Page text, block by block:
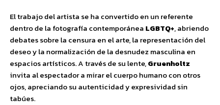
El trabajo del artista se ha convertido en un referente
dentro de la fotografía contemporánea LGBTQ+, abriendo
debates sobre la censura en el arte, la representación del
deseo y la normalización de la desnudez masculina en
espacios artísticos. A través de su lente,Gruenholtz
invita al espectador a mirar el cuerpo humano con otros
ojos, apreciando su autenticidad y expresividad sin
tabúes.